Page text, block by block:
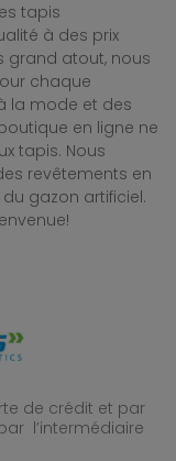
tapis
à des prix
grand atout, nous
chaque
la mode et des
en ligne ne
tapis. Nous
revêtements en
gazon artificiel.
de crédit et par
l’intermédiaire